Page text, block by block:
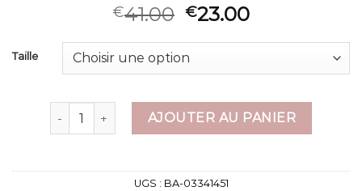
€41.00 €23.00
Taille
quantité de short femme habille
AJOUTER AU PANIER
UGS : BA-03341451